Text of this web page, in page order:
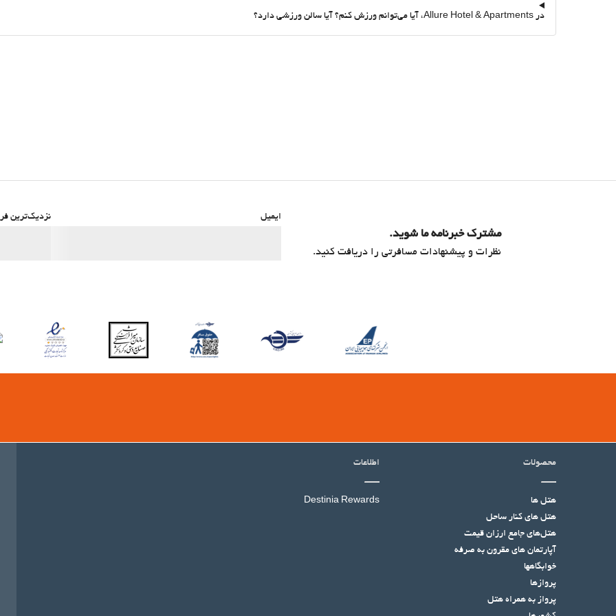
در Allure Hotel & Apartments، آیا می‌توانم ورزش کنم؟ آیا سالن ورزشی دارد؟
مشترک خبرنامه ما شوید.
نظرات و پیشنهادات مسافرتی را دریافت کنید.
ایمیل نزدیک‌ترین
محصولات
هتل ها
هتل‌ های کنار ساحل
هتل‌های جامع ارزان قیمت
آپارتمان های مقرون به صرفه
خوابگاهها
پروازها
پرواز به همراه هتل
اطلاعات
Destinia Rewards